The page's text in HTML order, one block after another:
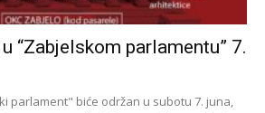
“Zabjelskom parlamentu” 7.
parlament" biće održan u subotu 7. juna,